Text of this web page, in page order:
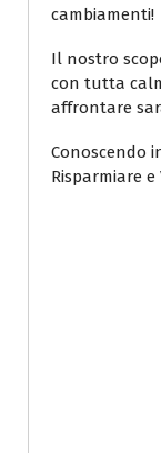
cambiamenti!
Il nostro
con tutta
affrontare
Conoscendo
Risparmiare e